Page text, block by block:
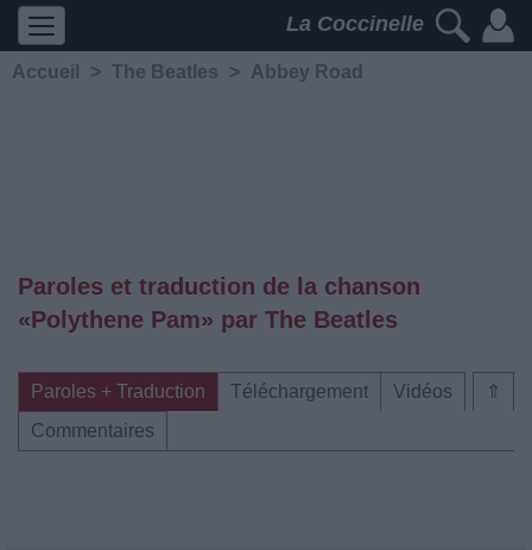
La Coccinelle
Accueil > The Beatles > Abbey Road
Paroles et traduction de la chanson
«Polythene Pam» par The Beatles
⇑
Paroles + Traduction Téléchargement
Vidéos
Commentaires